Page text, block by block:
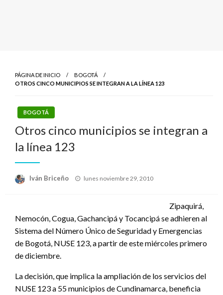
PÁGINA DE INICIO
BOGOTÁ
OTROS CINCO MUNICIPIOS SE INTEGRAN A LA LÍNEA 123
BOGOTÁ
Otros cinco municipios se integran a
la línea 123
Iván Briceño
Publicado
lunes noviembre 29, 2010
Zipaquirá,
Nemocón, Cogua, Gachancipá y Tocancipá se adhieren al
Sistema del Número Único de Seguridad y Emergencias
de Bogotá, NUSE 123, a partir de este miércoles primero
de diciembre.
La decisión, que implica la ampliación de los servicios del
NUSE 123 a 55 municipios de Cundinamarca, beneficia